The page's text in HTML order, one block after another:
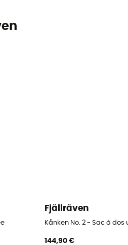
Fjällräven
Kånken No. 2 - Sac à dos
144,90 €